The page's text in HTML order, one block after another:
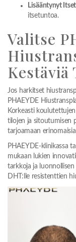
Lisääntynyt
itsetuntoa.
Valitse
Kestäviä
Jos harkitset
PHAEYDE
Korkeasti
tilojen ja sitoutumisen
tarjoamaan
PHAEYDE-klinikassa
mukaan lukien
tarkkoja ja
DHT:lle resistenttien